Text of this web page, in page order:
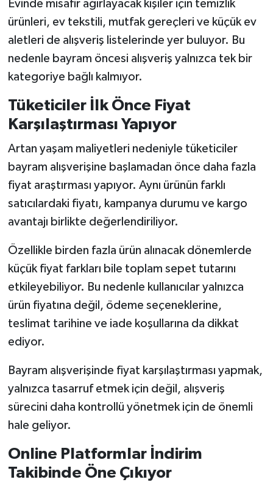
Evinde misafir ağırlayacak kişiler için temizlik
ürünleri, ev tekstili, mutfak gereçleri ve küçük ev
aletleri de alışveriş listelerinde yer buluyor. Bu
nedenle bayram öncesi alışveriş yalnızca tek bir
kategoriye bağlı kalmıyor.
Tüketiciler İlk Önce Fiyat
Karşılaştırması Yapıyor
Artan yaşam maliyetleri nedeniyle tüketiciler
bayram alışverişine başlamadan önce daha fazla
fiyat araştırması yapıyor. Aynı ürünün farklı
satıcılardaki fiyatı, kampanya durumu ve kargo
avantajı birlikte değerlendiriliyor.
Özellikle birden fazla ürün alınacak dönemlerde
küçük fiyat farkları bile toplam sepet tutarını
etkileyebiliyor. Bu nedenle kullanıcılar yalnızca
ürün fiyatına değil, ödeme seçeneklerine,
teslimat tarihine ve iade koşullarına da dikkat
ediyor.
Bayram alışverişinde fiyat karşılaştırması yapmak,
yalnızca tasarruf etmek için değil, alışveriş
sürecini daha kontrollü yönetmek için de önemli
hale geliyor.
Online Platformlar İndirim
Takibinde Öne Çıkıyor